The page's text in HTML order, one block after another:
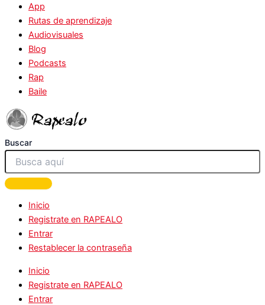
App
Rutas de aprendizaje
Audiovisuales
Blog
Podcasts
Rap
Baile
Buscar
Inicio
Registrate en RAPEALO
Entrar
Restablecer la contraseña
Inicio
Registrate en RAPEALO
Entrar